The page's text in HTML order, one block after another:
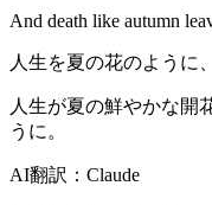
And death like autumn
人生を夏の花のように
人生が夏の鮮やかな開
うに。
AI翻訳：Claude